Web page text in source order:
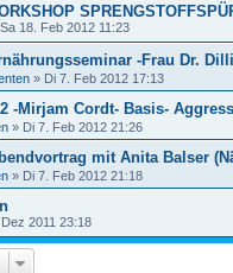
Sa 18. Feb 2012 11:23
-Frau Dr.
» Di 7. Feb 2012 17:13
-Mirjam Cordt- Basis-
» Di 7. Feb 2012 21:26
mit Anita Balser
» Di 7. Feb 2012 21:18
2011 23:18